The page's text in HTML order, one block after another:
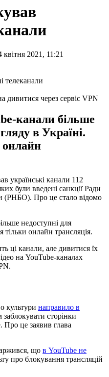
квітня 2021, 11:21
дивитися через сервіс VPN
канали більше
в Україні.
українські канали 112
були введені санкції Ради
(РНБО). Про це стало відомо
недоступні для
тільки онлайн трансляція.
ці канали, але дивитися їх
на YouTube-каналах
культури направило в
сторінки
Про це заявив глава
що в YouTube не
про блокування трансляцій